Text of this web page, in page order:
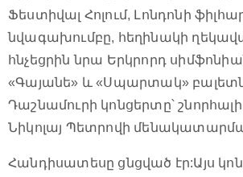
Ֆեստիվալ Հոլում, Լոնդոնի
նվագախումբը, հեղինակի
հնչեցրին նրա Երկրորդ
«Գայանե» և «Սպարտակ»
Դաշնամուրի կոնցերտը՝
Նիկոլայ Պետրովի
Հանդիսատեսը ցնցված էր:Այս